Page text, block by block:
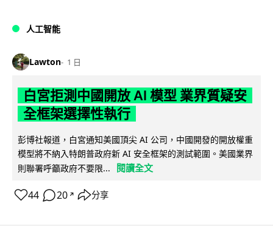
人工智能
Lawton 1 日
白宮拒測中國開放 AI 模型 業界質疑安
全框架選擇性執行
彭博社報道，白宮通知美國頂尖 AI 公司，中國開發的開放權重
模型將不納入特朗普政府新 AI 安全框架的測試範圍。美國業界
則聯署呼籲政府不要限...
閱讀全文
44 20 ↗ 分享